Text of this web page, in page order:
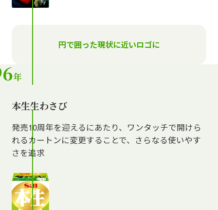
円で囲った現状に近いロゴに
年
本生生わさび
発売10周年を迎えるにあたり、ワンタッチで開けら
れるカートンに変更することで、さらなる使いやす
さを追求